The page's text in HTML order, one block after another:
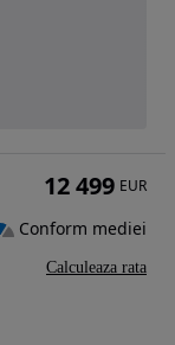
12 499 EUR
Conform mediei
Calculeaza rata